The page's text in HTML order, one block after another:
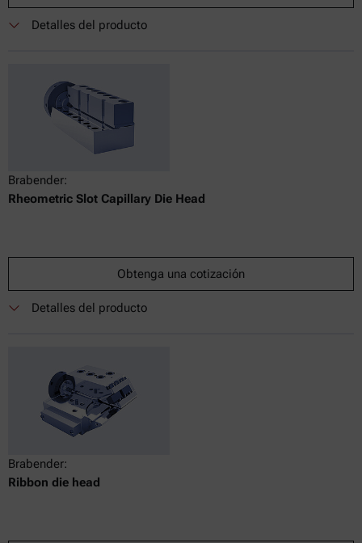
Detalles del producto
Brabender:
Rheometric Slot Capillary Die Head
Obtenga una cotización
Detalles del producto
Brabender:
Ribbon die head